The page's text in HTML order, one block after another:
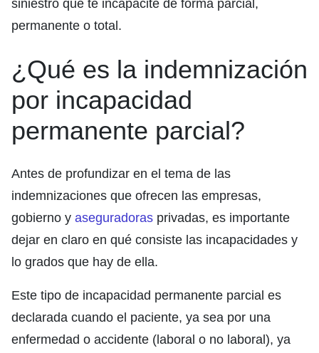
siniestro que te incapacite de forma parcial,
permanente o total.
¿Qué es la indemnización
por incapacidad
permanente parcial?
Antes de profundizar en el tema de las
indemnizaciones que ofrecen las empresas,
gobierno y aseguradoras privadas, es importante
dejar en claro en qué consiste las incapacidades y
lo grados que hay de ella.
Este tipo de incapacidad permanente parcial es
declarada cuando el paciente, ya sea por una
enfermedad o accidente (laboral o no laboral), ya